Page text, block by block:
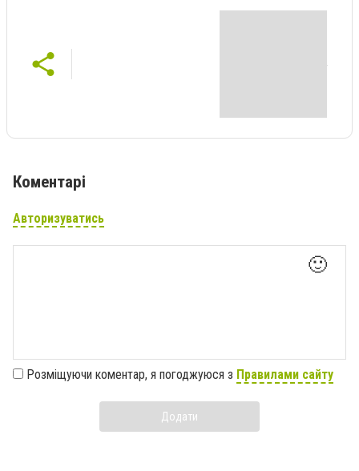
Коментарі
Авторизуватись
🙂
Розміщуючи коментар, я погоджуюся з Правилами сайту
Додати